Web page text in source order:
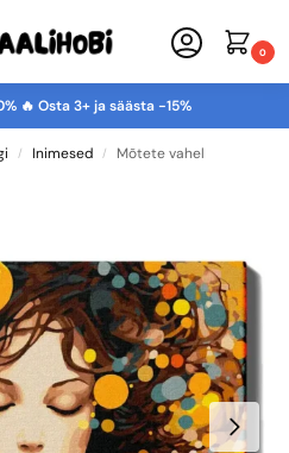
0
🔥 Osta 3+ ja säästa -15%
/ Inimesed / Mõtete vahel